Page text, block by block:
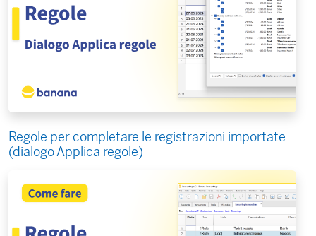
Regole per completare le registrazioni importate
(dialogo Applica regole)